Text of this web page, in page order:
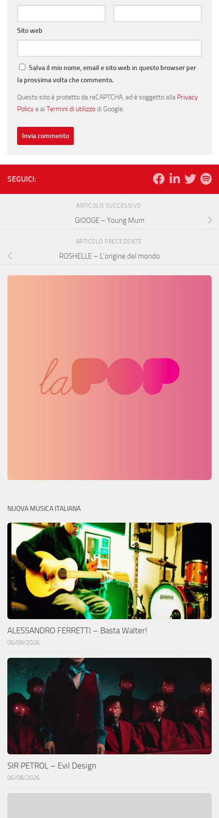
Sito web
Salva il mio nome, email e sito web in questo browser per
la prossima volta che commento.
Questo sito è protetto da reCAPTCHA, ed è soggetto alla Privacy
Policye ai Termini di utilizzodi Google.
SEGUICI:
ARTICOLO SUCCESSIVO
GIOOGE – Young Mum
ARTICOLO PRECEDENTE
ROSHELLE – L’origine del mondo
NUOVA MUSICA ITALIANA
ALESSANDRO FERRETTI – Basta Walter!
06/08/2026
SIR PETROL – Evil Design
06/08/2026